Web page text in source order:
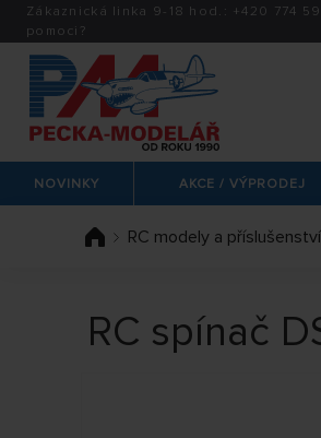
Zákaznická linka 9-18 hod.: +420 774
pomoci?
NOVINKY AKCE / VÝPRODEJ
RC modely a příslušenství
RC spínač